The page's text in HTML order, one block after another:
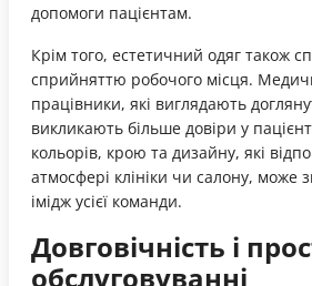
допомоги пацієнтам.
Крім того, естетичний одяг також
сприйняттю робочого місця.
працівники, які виглядають
викликають більше довіри у
кольорів, крою та дизайну, які
атмосфері клініки чи салону, може
імідж усієї команди.
Довговічність і
обслуговуванні